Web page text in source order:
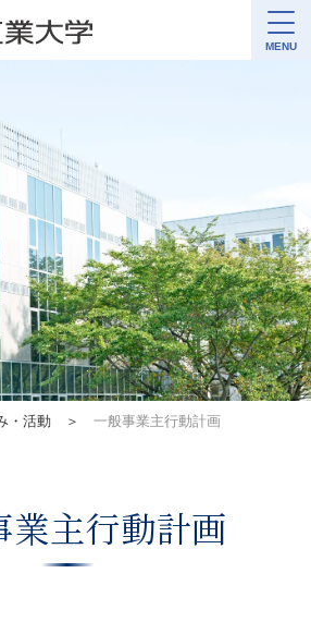
MENU
・活動 ＞ 一般事業主行動計画
業主行動計画